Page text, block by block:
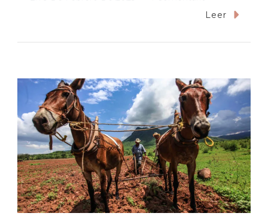
Para
Se
Requiere
La
Lejanía
De
Los
Prejuicios,
La
Leer